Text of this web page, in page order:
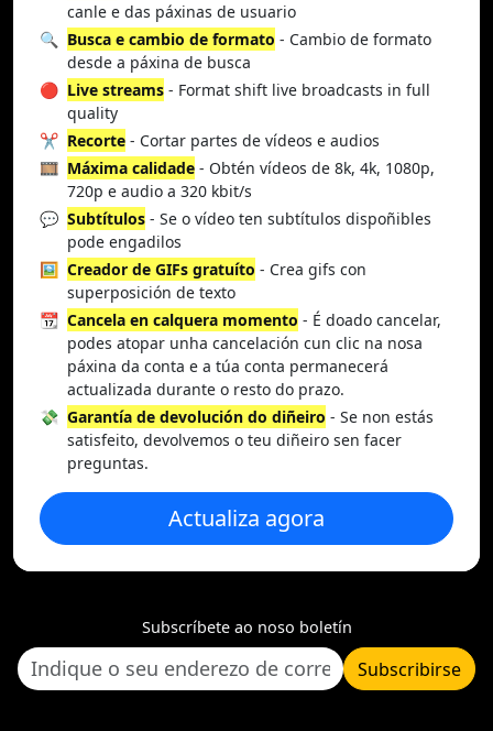
canle e das páxinas de usuario
🔍 Busca e cambio de formato - Cambio de formato
desde a páxina de busca
🔴 Live streams - Format shift live broadcasts in full
quality
✂️ Recorte - Cortar partes de vídeos e audios
🎞️ Máxima calidade - Obtén vídeos de 8k, 4k, 1080p,
720p e audio a 320 kbit/s
💬 Subtítulos - Se o vídeo ten subtítulos dispoñibles
pode engadilos
🖼️ Creador de GIFs gratuíto - Crea gifs con
superposición de texto
📆 Cancela en calquera momento - É doado cancelar,
podes atopar unha cancelación cun clic na nosa
páxina da conta e a túa conta permanecerá
actualizada durante o resto do prazo.
💸 Garantía de devolución do diñeiro - Se non estás
satisfeito, devolvemos o teu diñeiro sen facer
preguntas.
Actualiza agora
Subscríbete ao noso boletín
Subscribirse